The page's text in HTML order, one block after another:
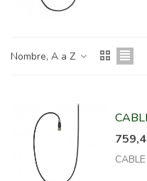
Nombre, A a Z